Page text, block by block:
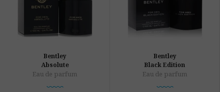
Bentley
Absolute
Eau de parfum
Bentley
Black Edition
Eau de parfum